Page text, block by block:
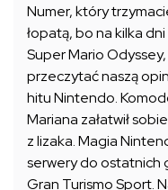
Numer, który
łopatą, bo na kilka
Super Mario
przeczytać naszą
hitu Nintendo.
Mariana załatwił
z lizaka. Magia
serwery do ostatnich
Gran Turismo Sport.